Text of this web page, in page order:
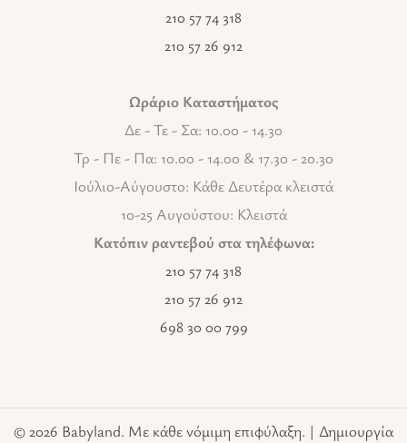
210 57 74 318
210 57 26 912
Ωράριο Καταστήματος
Δε - Τε - Σα: 10.00 - 14.30
Τρ - Πε - Πα: 10.00 - 14.00 & 17.30 - 20.30
Ιούλιο-Αύγουστο: Κάθε Δευτέρα κλειστά
10-25 Αυγούστου: Κλειστά
Κατόπιν ραντεβού στα τηλέφωνα:
210 57 74 318
210 57 26 912
698 30 00 799
© 2026 Babyland. Με κάθε νόμιμη επιφύλαξη. | Δημιουργία